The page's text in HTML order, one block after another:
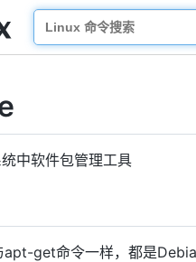
中软件包管理工具
get命令一样，都是